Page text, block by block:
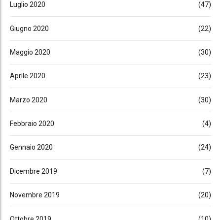
Luglio 2020 (47)
Giugno 2020 (22)
Maggio 2020 (30)
Aprile 2020 (23)
Marzo 2020 (30)
Febbraio 2020 (4)
Gennaio 2020 (24)
Dicembre 2019 (7)
Novembre 2019 (20)